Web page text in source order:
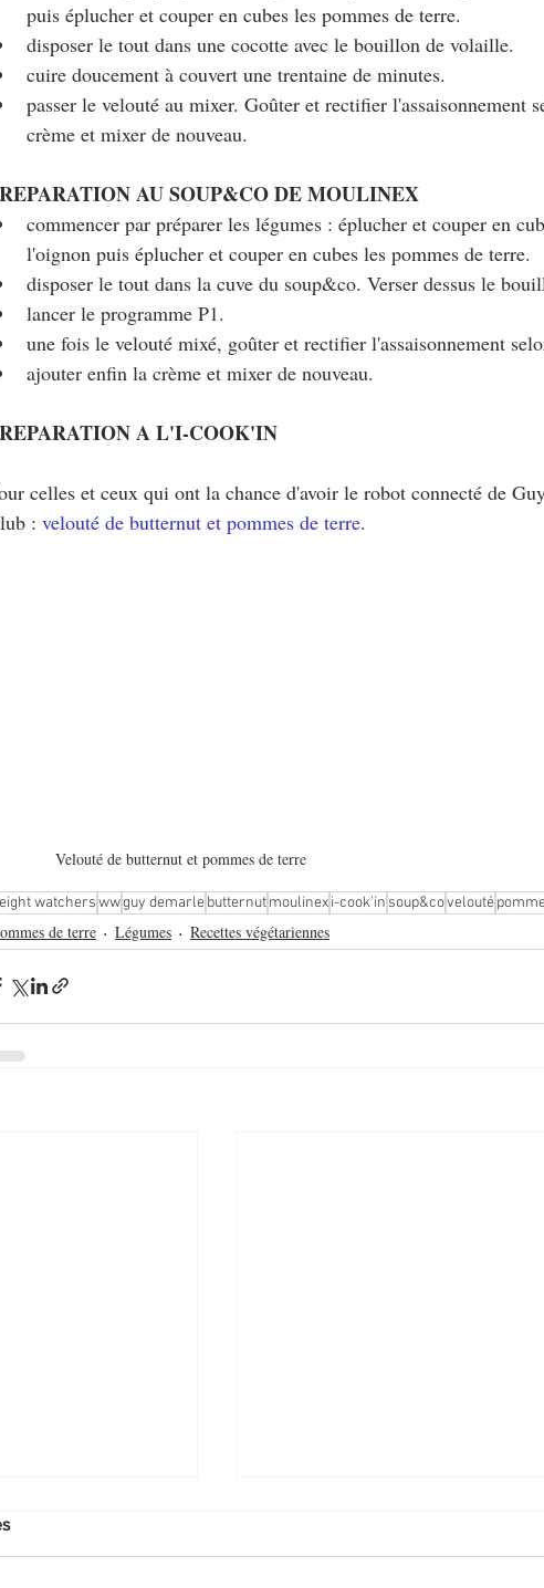
puis éplucher et couper en cubes les pommes de terre.
disposer le tout dans une cocotte avec le bouillon de volaille.
cuire doucement à couvert une trentaine de minutes.
passer le velouté au mixer. Goûter et rectifier l'assaisonnement
crème et mixer de nouveau.
AU SOUP&CO DE MOULINEX
commencer par préparer les légumes : éplucher et couper en
l'oignon puis éplucher et couper en cubes les pommes de terre.
disposer le tout dans la cuve du soup&co. Verser dessus le
lancer le programme P1.
une fois le velouté mixé, goûter et rectifier l'assaisonnement
ajouter enfin la crème et mixer de nouveau.
A L'I-COOK'IN
celles et ceux qui ont la chance d'avoir le robot connecté de
: velouté de butternut et pommes de terre.
Velouté de butternut et pommes de terre
watcherswwguy demarlebutternutmoulinexi-cook'in soup&covelouté
de terre Légumes Recettes végétariennes